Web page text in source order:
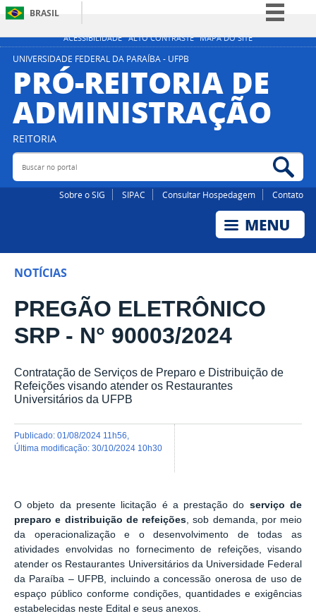
ACESSIBILIDADE ALTO CONTRASTE MAPA DO SITE
BRASIL
Simplifique!
Participe
Acesso à informação
Legislação
UNIVERSIDADE FEDERAL DA PARAÍBA - UFPB
PRÓ-REITORIA DE
ADMINISTRAÇÃO
REITORIA
Buscar no portal
Sobre o SIG SIPAC Consultar Hospedagem Contato
NOTÍCIAS
PREGÃO ELETRÔNICO
SRP - N° 90003/2024
Contratação de Serviços de Preparo e Distribuição de
Refeições visando atender os Restaurantes
Universitários da UFPB
publicado: 01/08/2024 11h56
última modificação: 30/10/2024 10h30
O objeto da presente licitação é a prestação do serviço de
preparo e distribuição de refeições , sob demanda, por meio
da operacionalização e o desenvolvimento de todas as
atividades envolvidas no fornecimento de refeições, visando
atender os Restaurantes Universitários da Universidade Federal
da Paraíba – UFPB, incluindo a concessão onerosa de uso de
espaço público conforme condições, quantidades e exigências
estabelecidas neste Edital e seus anexos.